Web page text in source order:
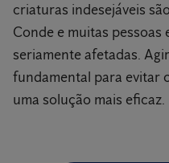
criaturas indesejáveis
Conde e muitas pessoas
seriamente afetadas.
fundamental para evitar
uma solução mais eficaz.